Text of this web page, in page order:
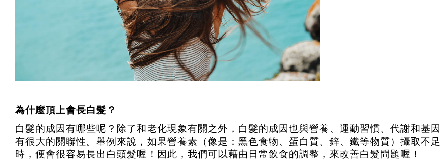
為什麼頂上會長白髮？
白髮的成因有哪些呢？除了和老化現象有關之外，白髮的成因也與營養、運動習慣、代謝和基因
有很大的關聯性。舉例來說，如果營養素（像是：黑色食物、蛋白質、鋅、鐵等物質）攝取不足
時，便會很容易長出白頭髮喔！因此，我們可以藉由日常飲食的調整，來改善白髮問題喔！